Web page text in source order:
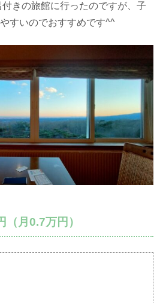
きの旅館に行ったのですが、子
すいのでおすすめです^^
月0.7万円）